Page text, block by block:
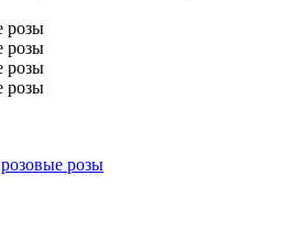
розовые розы